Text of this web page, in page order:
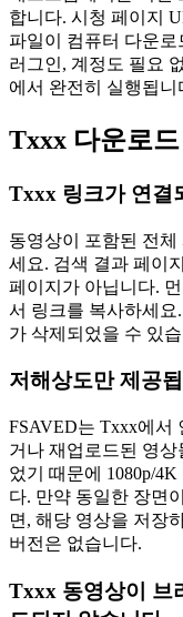
합니다. 시청 페이지
파일이 컴퓨터 다운
러그인, 계정도 필요
에서 완전히 실행됩니
Txxx 다운로드
Txxx 링크가 연결
동영상이 포함된 전
세요. 검색 결과 페이
페이지가 아닙니다.
서 링크를 복사하세
가 삭제되었을 수 있
저해상도만 제공
FSAVED는 Txxx에서
거나 재업로드된 영상
었기 때문에 1080p/
다. 만약 동일한 장면
면, 해당 영상을 저장
버전은 없습니다.
Txxx 동영상이 브